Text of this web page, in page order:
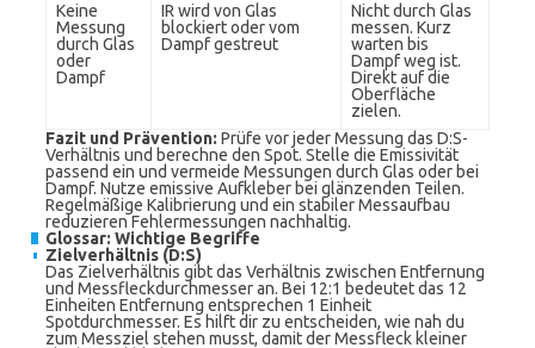
Keine
Messung
durch Glas
oder
Dampf
IR wird von Glas
blockiert oder vom
Dampf gestreut
Nicht durch Glas
messen. Kurz
warten bis
Dampf weg ist.
Direkt auf die
Oberfläche
zielen.
Fazit und Prävention: Prüfe vor jeder Messung das D:S-
Verhältnis und berechne den Spot. Stelle die Emissivität
passend ein und vermeide Messungen durch Glas oder bei
Dampf. Nutze emissive Aufkleber bei glänzenden Teilen.
Regelmäßige Kalibrierung und ein stabiler Messaufbau
reduzieren Fehlermessungen nachhaltig.
Glossar: Wichtige Begriffe
Zielverhältnis (D:S)
Das Zielverhältnis gibt das Verhältnis zwischen Entfernung
und Messfleckdurchmesser an. Bei 12:1 bedeutet das 12
Einheiten Entfernung entsprechen 1 Einheit
Spotdurchmesser. Es hilft dir zu entscheiden, wie nah du
zum Messziel stehen musst, damit der Messfleck kleiner